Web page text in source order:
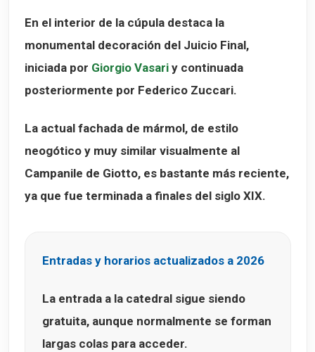
En el interior de la cúpula destaca la
monumental decoración del Juicio Final,
iniciada por Giorgio Vasari y continuada
posteriormente por Federico Zuccari.
La actual fachada de mármol, de estilo
neogótico y muy similar visualmente al
Campanile de Giotto, es bastante más reciente,
ya que fue terminada a finales del siglo XIX.
Entradas y horarios actualizados a 2026
La entrada a la catedral sigue siendo
gratuita, aunque normalmente se forman
largas colas para acceder.